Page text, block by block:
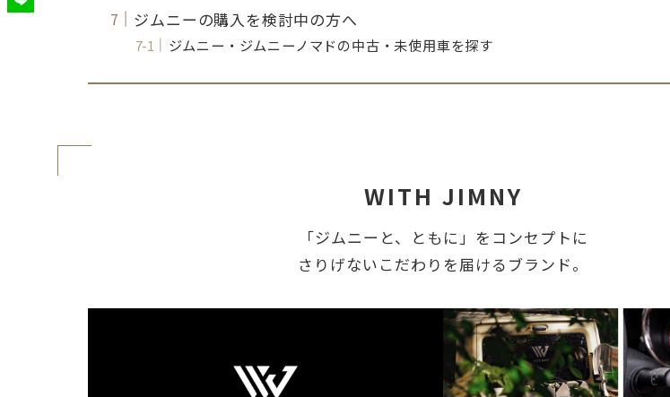
ジムニーの購入を検討中の方へ
ジムニー・ジムニーノマドの中古・未使用車を探す
WITH JIMNY
「ジムニーと、ともに」をコンセプトに
さりげないこだわりを届けるブランド。